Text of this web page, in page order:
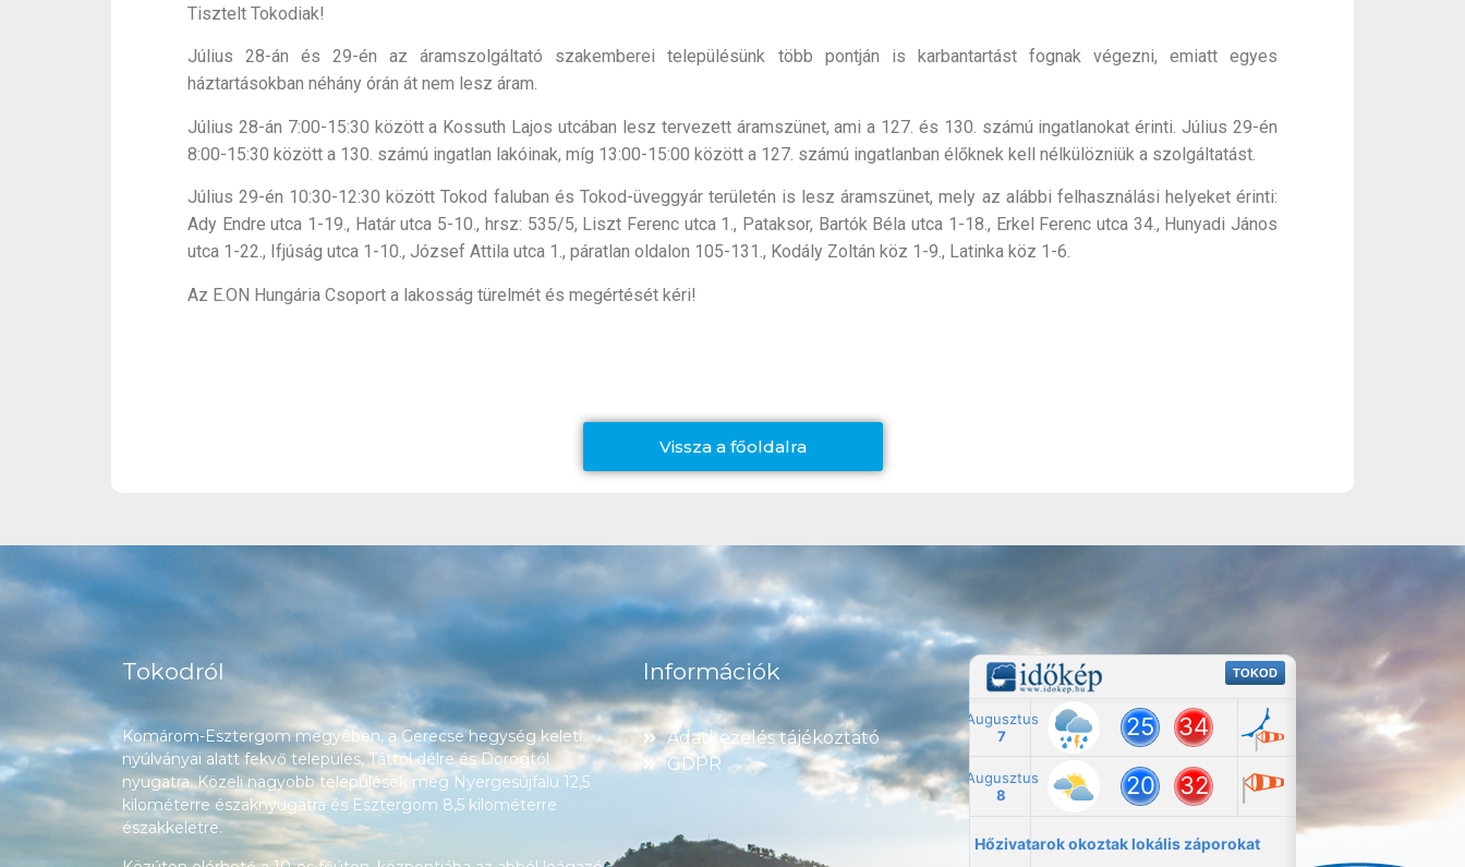
Tisztelt Tokodiak!
Július 28-án és 29-én az áramszolgáltató szakemberei településünk több pontján is karbantartást fognak végezni, emiatt egyes
háztartásokban néhány órán át nem lesz áram.
Július 28-án 7:00-15:30 között a Kossuth Lajos utcában lesz tervezett áramszünet, ami a 127. és 130. számú ingatlanokat érinti. Július 29-én
8:00-15:30 között a 130. számú ingatlan lakóinak, míg 13:00-15:00 között a 127. számú ingatlanban élőknek kell nélkülözniük a szolgáltatást.
Július 29-én 10:30-12:30 között Tokod faluban és Tokod-üveggyár területén is lesz áramszünet, mely az alábbi felhasználási helyeket érinti:
Ady Endre utca 1-19., Határ utca 5-10., hrsz: 535/5, Liszt Ferenc utca 1., Pataksor, Bartók Béla utca 1-18., Erkel Ferenc utca 34., Hunyadi János
utca 1-22., Ifjúság utca 1-10., József Attila utca 1., páratlan oldalon 105-131., Kodály Zoltán köz 1-9., Latinka köz 1-6.
Az E.ON Hungária Csoport a lakosság türelmét és megértését kéri!
Vissza a főoldalra
Tokodról
Komárom-Esztergom megyében, a Gerecse hegység keleti
nyúlványai alatt fekvő település, Táttól délre és Dorogtól
nyugatra. Közeli nagyobb települések még Nyergesújfalu 12,5
kilométerre északnyugatra és Esztergom 8,5 kilométerre
északkeletre.
Információk
Adatkezelés tájékoztató
GDPR